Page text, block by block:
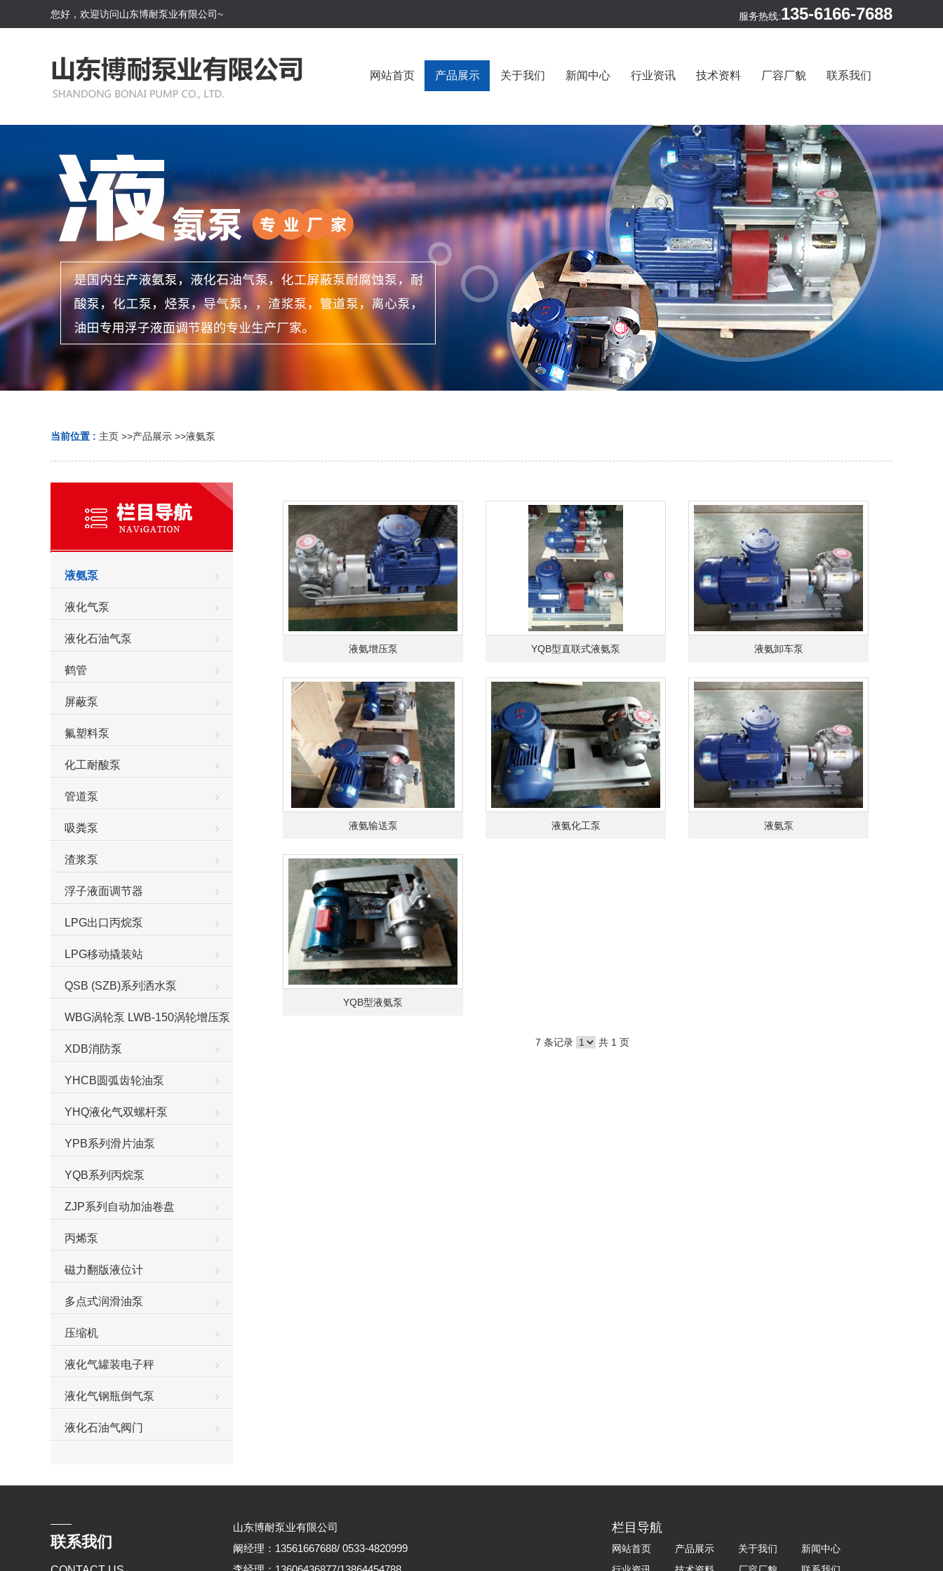
您好，欢迎访问山东博耐泵业有限公司~ 服务热线:135-6166-7688
网站首页 产品展示 关于我们 新闻中心 行业资讯 技术资料 厂容厂貌 联系我们
当前位置 : 主页 >>产品展示 >>液氨泵
液氨泵
液化气泵
液化石油气泵
鹤管
屏蔽泵
氟塑料泵
化工耐酸泵
管道泵
吸粪泵
渣浆泵
浮子液面调节器
LPG出口丙烷泵
LPG移动撬装站
QSB (SZB)系列洒水泵
WBG涡轮泵 LWB-150涡轮增压泵
XDB消防泵
YHCB圆弧齿轮油泵
YHQ液化气双螺杆泵
YPB系列滑片油泵
YQB系列丙烷泵
ZJP系列自动加油卷盘
丙烯泵
磁力翻版液位计
多点式润滑油泵
压缩机
液化气罐装电子秤
液化气钢瓶倒气泵
液化石油气阀门
液氨增压泵 YQB型直联式液氨泵 液氨卸车泵
液氨输送泵 液氨化工泵 液氨泵
YQB型液氨泵
7 条记录 共 1 页
联系我们
山东博耐泵业有限公司
阚经理：13561667688/ 0533-4820999
栏目导航
网站首页 产品展示 关于我们
新闻中心